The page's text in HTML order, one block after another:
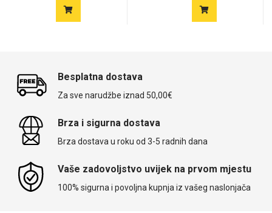
Besplatna dostava
Za sve narudžbe iznad 50,00€
Brza i sigurna dostava
Brza dostava u roku od 3-5 radnih dana
Vaše zadovoljstvo uvijek na prvom mjestu
100% sigurna i povoljna kupnja iz vašeg naslonjača